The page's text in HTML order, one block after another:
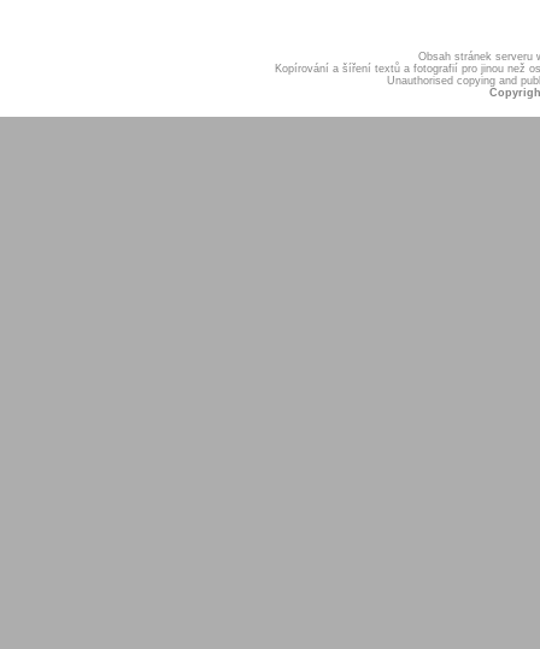
Obsah stránek serveru
Kopírování a šíření textů a fotografií pro jinou než
Unauthorised copying and